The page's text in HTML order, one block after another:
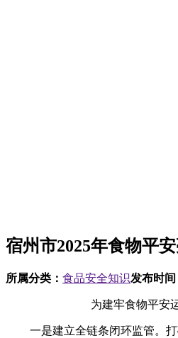
宿州市2025年食物平
所属分类： 食品安全知识发布时间
为建牢食物平安运
一是建立全链条闭环监管。打